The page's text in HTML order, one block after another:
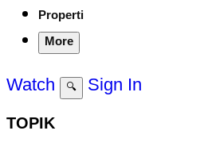
Properti
More
Watch 🔍 Sign In
TOPIK